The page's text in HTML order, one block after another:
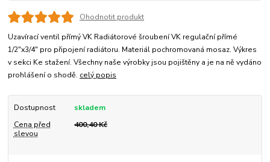
Ohodnotit produkt
Uzavírací ventil přímý VK Radiátorové šroubení VK regulační přímé
1/2"x3/4" pro připojení radiátoru. Materiál pochromovaná mosaz. Výkres
v sekci Ke stažení. Všechny naše výrobky jsou pojištěny a je na ně vydáno
prohlášení o shodě. celý popis
Dostupnost
skladem
Cena před
slevou
400,40 Kč